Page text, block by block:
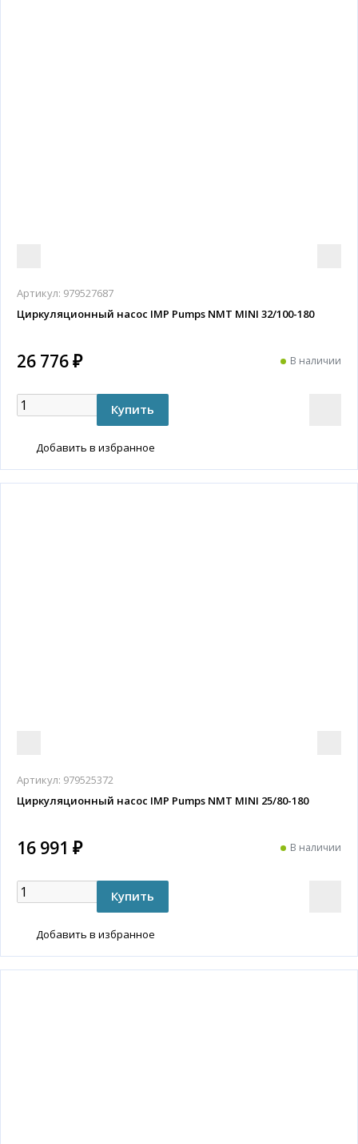
Артикул: 979527687
Циркуляционный насос IMP Pumps NMT MINI 32/100-180
26 776 ₽ В наличии
Добавить в избранное
Артикул: 979525372
Циркуляционный насос IMP Pumps NMT MINI 25/80-180
16 991 ₽ В наличии
Добавить в избранное